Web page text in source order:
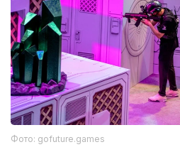
Фото: gofuture.games